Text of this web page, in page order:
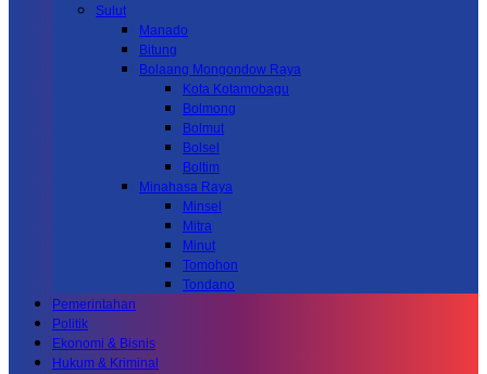
Sulut
Manado
Bitung
Bolaang Mongondow Raya
Kota Kotamobagu
Bolmong
Bolmut
Bolsel
Boltim
Minahasa Raya
Minsel
Mitra
Minut
Tomohon
Tondano
Pemerintahan
Politik
Ekonomi & Bisnis
Hukum & Kriminal